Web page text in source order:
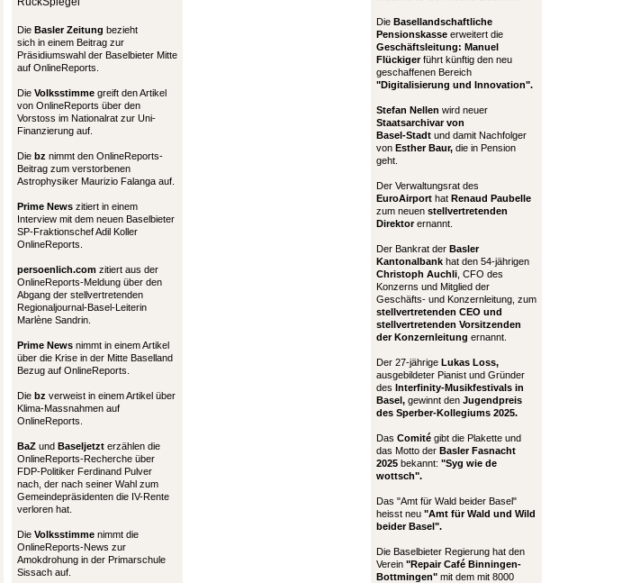
Die Basler Zeitung bezieht
sich in einem Beitrag zur
Präsidiumswahl der Baselbieter Mitte
auf OnlineReports.
Die Volksstimme greift den Artikel
von OnlineReports über den
Vorstoss im Nationalrat zur Uni-
Finanzierung auf.
Die bz nimmt den OnlineReports-
Beitrag zum verstorbenen
Astrophysiker Maurizio Falanga auf.
Prime News zitiert in einem
Interview mit dem neuen Baselbieter
SP-Fraktionschef Adil Koller
OnlineReports.
persoenlich.com zitiert aus der
OnlineReports-Meldung über den
Abgang der stellvertretenden
Regionaljournal-Basel-Leiterin
Marlène Sandrin.
Prime News nimmt in einem Artikel
über die Krise in der Mitte Baselland
Bezug auf OnlineReports.
Die bz verweist in einem Artikel über
Klima-Massnahmen auf
OnlineReports.
BaZ und Baseljetzt erzählen die
OnlineReports-Recherche über
FDP-Politiker Ferdinand Pulver
nach, der nach seiner Wahl zum
Gemeindepräsidenten die IV-Rente
verloren hat.
Die Volksstimme nimmt die
OnlineReports-News zur
Amokdrohung in der Primarschule
Sissach auf.
Die Basellandschaftliche
Pensionskasse erweitert die
Geschäftsleitung: Manuel
Flückigerführt künftig den neu
geschaffenen Bereich
"Digitalisierung und Innovation".
Stefan Nellen wird neuer
Staatsarchivar von
Basel-Stadt und damit Nachfolger
von Esther Baur, die in Pension
geht.
Der Verwaltungsrat des
EuroAirport hat Renaud Paubelle
zum neuen stellvertretenden
Direktorernannt.
Der Bankrat der Basler
Kantonalbank hat den 54-jährigen
Christoph Auchli , CFO des
Konzerns und Mitglied der
Geschäfts- und Konzernleitung, zum
stellvertretenden CEO und
stellvertretenden Vorsitzenden
der Konzernleitung ernannt.
Der 27-jährige Lukas Loss,
ausgebildeter Pianist und Gründer
des Interfinity-Musikfestivals in
Basel, gewinnt den Jugendpreis
des Sperber-Kollegiums 2025.
Das Comité gibt die Plakette und
das Motto der Basler Fasnacht
2025 bekannt: "Syg wie de
wottsch".
Das "Amt für Wald beider Basel"
heisst neu "Amt für Wald und Wild
beider Basel".
Die Baselbieter Regierung hat den
Verein "Repair Café Binningen-
Bottmingen" mit dem mit 8000